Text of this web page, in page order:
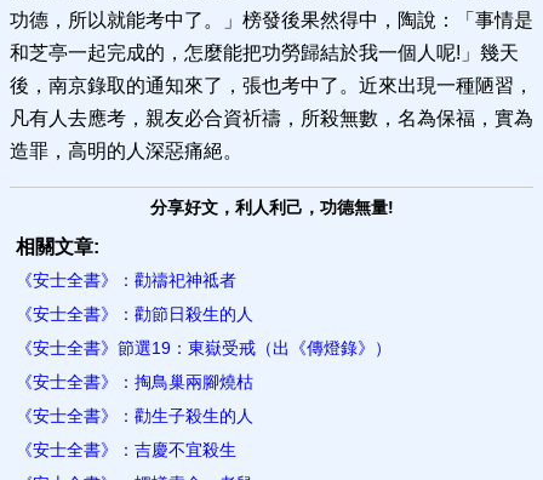
功德，所以就能考中了。」榜發後果然得中，陶說：「事情是
和芝亭一起完成的，怎麼能把功勞歸結於我一個人呢!」幾天
後，南京錄取的通知來了，張也考中了。近來出現一種陋習，
凡有人去應考，親友必合資祈禱，所殺無數，名為保福，實為
造罪，高明的人深惡痛絕。
分享好文，利人利己，功德無量!
相關文章:
《安士全書》：勸禱祀神祗者
《安士全書》：勸節日殺生的人
《安士全書》節選19：東嶽受戒（出《傳燈錄》）
《安士全書》：​​掏鳥巢兩腳燒枯
《安士全書》：勸生子殺生的人
《安士全書》：吉慶不宜殺生